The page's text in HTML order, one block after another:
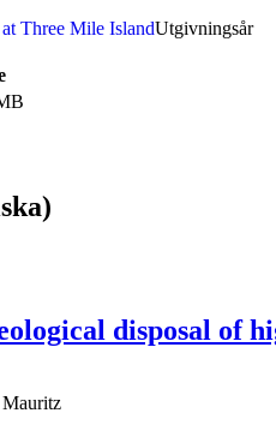
Utgivningsår
disposal of